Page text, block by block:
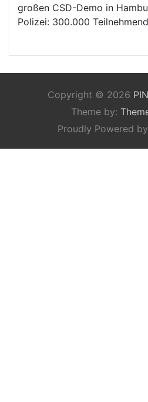
großen CSD-Demo in
Polizei: 300.000
Copyright © 2026
Theme by:
Proudly Powered